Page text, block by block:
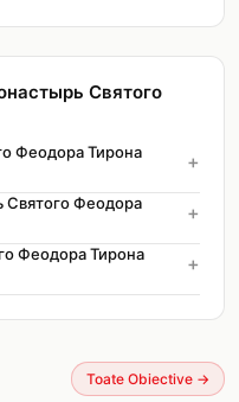
Святого
Феодора Тирона
+
Святого Феодора
+
Феодора Тирона
+
Toate Obiective →